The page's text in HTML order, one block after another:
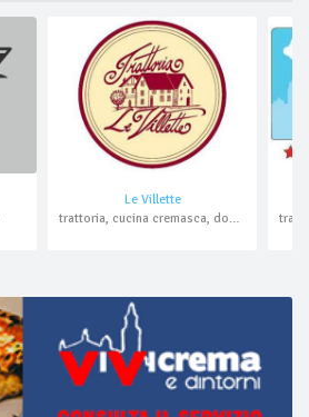
Le Villette
trattoria, cucina cremasca, domicilio